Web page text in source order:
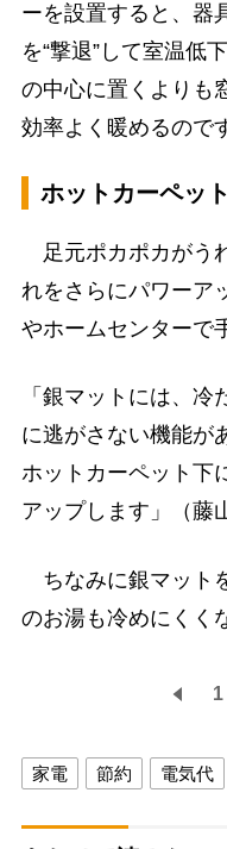
ーを設置すると、器
を“撃退”して室温低
の中心に置くよりも
効率よく暖めるので
ホットカーペッ
足元ポカポカがう
れをさらにパワーア
やホームセンターで
「銀マットには、
に逃がさない機能が
ホットカーペット下
アップします」（藤
ちなみに銀マット
のお湯も冷めにくく
1
家電 節約 電気代